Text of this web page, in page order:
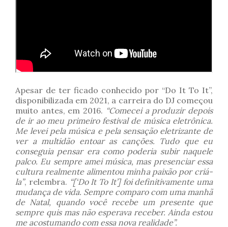
Apesar de ter ficado conhecido por “Do It To It”,
disponibilizada em 2021, a carreira do DJ começou
muito antes, em 2016. “Comecei a produzir depois
de ir ao meu primeiro festival de música eletrônica.
Me levei pela música e pela sensação eletrizante de
ver a multidão entoar as canções. Tudo que eu
conseguia pensar era como poderia subir naquele
palco. Eu sempre amei música, mas presenciar essa
cultura realmente alimentou minha paixão por criá-
la”, relembra. “[‘Do It To It’] foi definitivamente uma
mudança de vida. Sempre comparo com uma manhã
de Natal, quando você recebe um presente que
sempre quis mas não esperava receber. Ainda estou
me acostumando com essa nova realidade”.